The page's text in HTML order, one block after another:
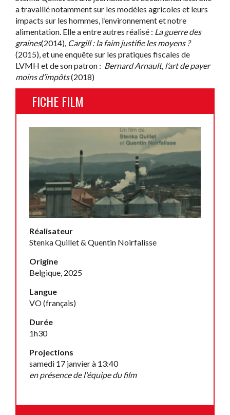
a travaillé notamment sur les modèles agricoles et leurs
impacts sur les hommes, l’environnement et notre
alimentation. Elle a entre autres réalisé : La guerre des
graines(2014) , Cargill : la faim justifie les moyens ?
(2015), et une enquête sur les pratiques fiscales de
LVMH et de son patron : Bernard Arnault, l’art de payer
moins d’impôts(2018)
FICHE FILM
Réalisateur
Stenka Quillet & Quentin Noirfalisse
Origine
Belgique, 2025
Langue
VO (français)
Durée
1h30
Projections
samedi 17 janvier à 13:40
en présence de l'équipe du film